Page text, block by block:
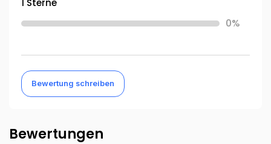
1 Sterne
0%
Bewertung schreiben
Bewertungen